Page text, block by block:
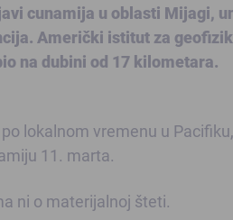
cunamija u oblasti Mijagi,
Američki istitut za
na dubini od 17 kilometara.
lokalnom vremenu u
11. marta.
ni o materijalnoj šteti.